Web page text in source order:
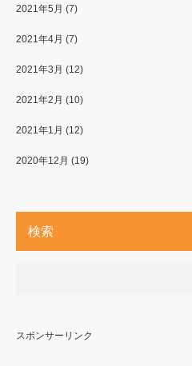
2021年5月 (7)
2021年4月 (7)
2021年3月 (12)
2021年2月 (10)
2021年1月 (12)
2020年12月 (19)
検索
スポンサーリンク